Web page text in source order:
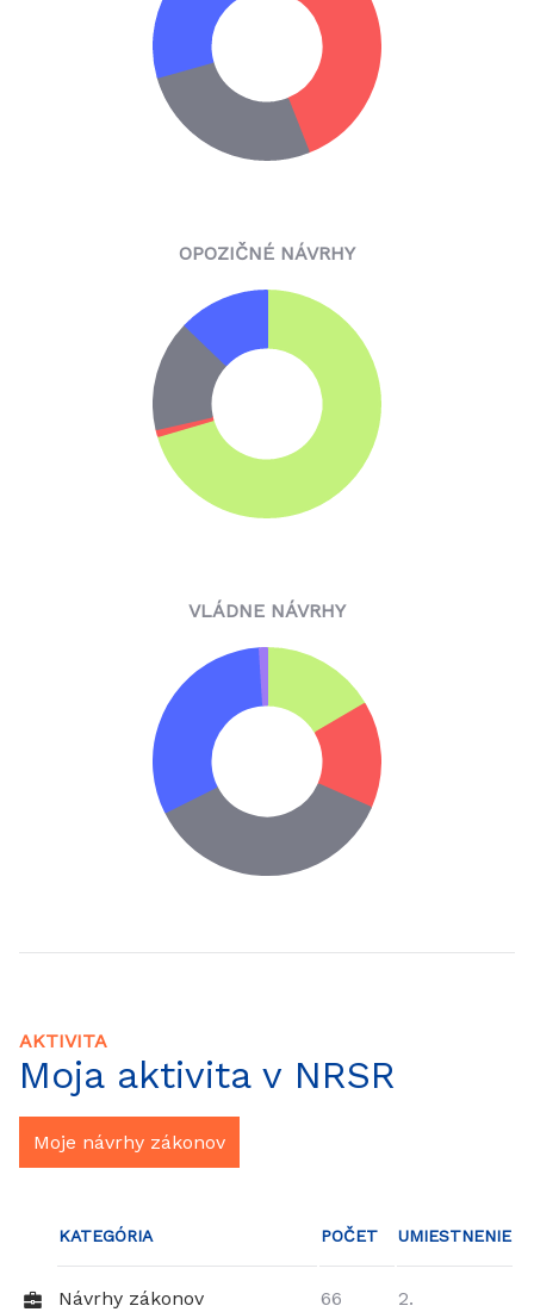
OPOZIČNÉ NÁVRHY
VLÁDNE NÁVRHY
AKTIVITA
Moja aktivita v NRSR
Moje návrhy zákonov
KATEGÓRIA POČET UMIESTNENIE
Návrhy zákonov 66 2.